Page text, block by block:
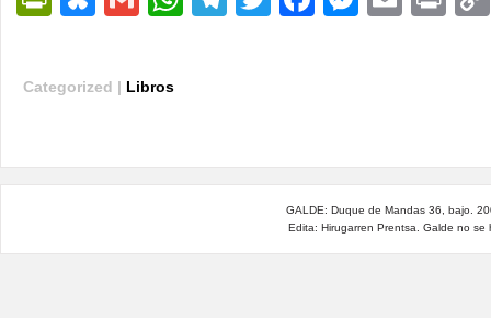
Categorized | Libros
GALDE: Duque de Mandas 36, bajo.
Edita: Hirugarren Prentsa. Galde no